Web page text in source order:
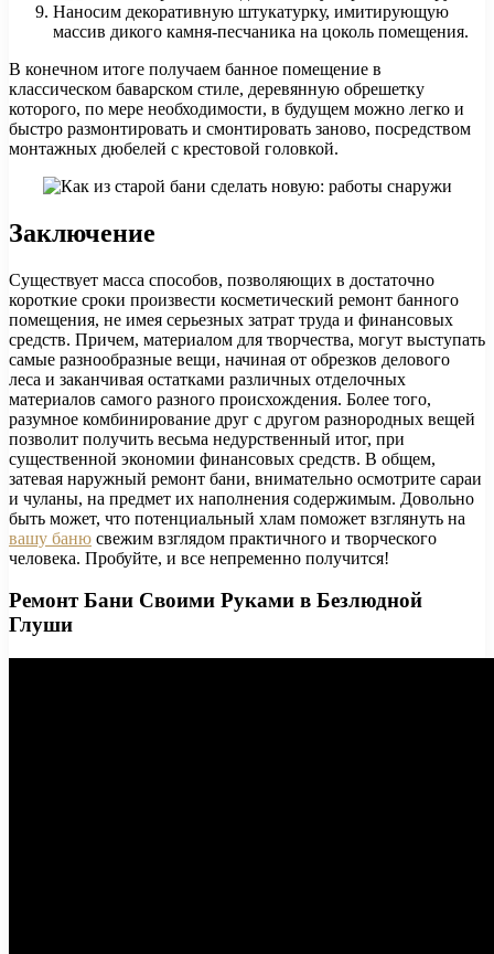
Наносим декоративную штукатурку, имитирующую
массив дикого камня-песчаника на цоколь помещения.
В конечном итоге получаем банное помещение в
классическом баварском стиле, деревянную обрешетку
которого, по мере необходимости, в будущем можно легко и
быстро размонтировать и смонтировать заново, посредством
монтажных дюбелей с крестовой головкой.
Заключение
Существует масса способов, позволяющих в достаточно
короткие сроки произвести косметический ремонт банного
помещения, не имея серьезных затрат труда и финансовых
средств. Причем, материалом для творчества, могут выступать
самые разнообразные вещи, начиная от обрезков делового
леса и заканчивая остатками различных отделочных
материалов самого разного происхождения. Более того,
разумное комбинирование друг с другом разнородных вещей
позволит получить весьма недурственный итог, при
существенной экономии финансовых средств. В общем,
затевая наружный ремонт бани, внимательно осмотрите сараи
и чуланы, на предмет их наполнения содержимым. Довольно
быть может, что потенциальный хлам поможет взглянуть на
вашу баню свежим взглядом практичного и творческого
человека. Пробуйте, и все непременно получится!
Ремонт Бани Своими Руками в Безлюдной
Глуши